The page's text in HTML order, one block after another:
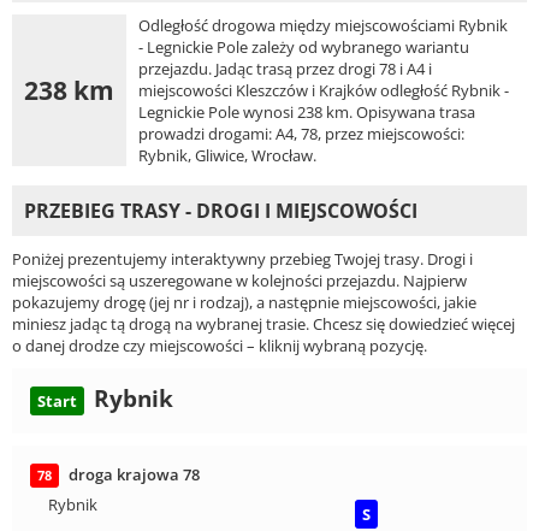
238 km
Odległość drogowa między miejscowościami Rybnik
- Legnickie Pole zależy od wybranego wariantu
przejazdu. Jadąc trasą przez drogi 78 i A4 i
miejscowości Kleszczów i Krajków odległość Rybnik -
Legnickie Pole wynosi 238 km. Opisywana trasa
prowadzi drogami: A4, 78, przez miejscowości:
Rybnik, Gliwice, Wrocław.
PRZEBIEG TRASY - DROGI I MIEJSCOWOŚCI
Poniżej prezentujemy interaktywny przebieg Twojej trasy. Drogi i
miejscowości są uszeregowane w kolejności przejazdu. Najpierw
pokazujemy drogę (jej nr i rodzaj), a następnie miejscowości, jakie
miniesz jadąc tą drogą na wybranej trasie. Chcesz się dowiedzieć więcej
o danej drodze czy miejscowości – kliknij wybraną pozycję.
Start Rybnik
78
droga krajowa 78
Rybnik
S